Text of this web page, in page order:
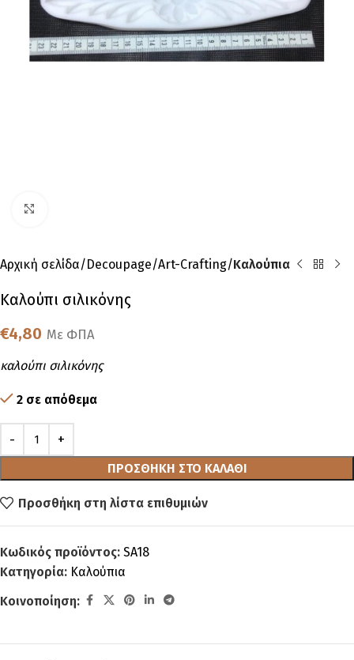
Αρχική σελίδα Decoupage Art-Crafting Καλούπια
Καλούπι σιλικόνης
€4,80 Με ΦΠΑ
καλούπι σιλικόνης
2 σε απόθεμα
ΠΡΟΣΘΉΚΗ ΣΤΟ ΚΑΛΆΘΙ
Προσθήκη στη λίστα επιθυμιών
Κωδικός προϊόντος: SA18
Κατηγορία: Καλούπια
Κοινοποίηση: